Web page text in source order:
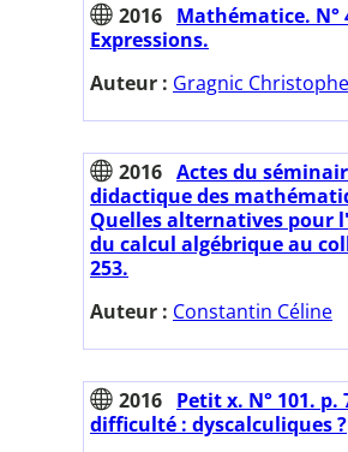
2016 Mathématice. N°
Expressions.
Auteur : Gragnic Christophe
2016 Actes du
didactique des
Quelles alternatives pour
du calcul algébrique au
253.
Auteur : Constantin Céline
2016 Petit x. N° 101. p.
difficulté : dyscalculiques ?